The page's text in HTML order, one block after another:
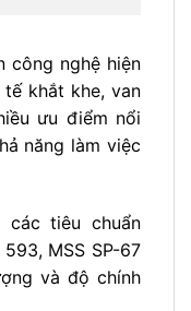
công nghệ hiện
khắt khe, van
ưu điểm nổi
năng làm việc
tiêu chuẩn
MSS SP-67
và độ chính